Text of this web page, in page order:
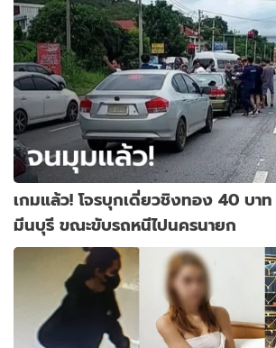
เกมแล้ว! โจรบุกเดี่ยวชิงทอง 40 บา
มีนบุรี ขณะขับรถหนีไปนครนายก